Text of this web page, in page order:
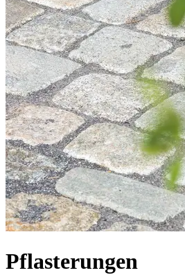
Pflasterungen